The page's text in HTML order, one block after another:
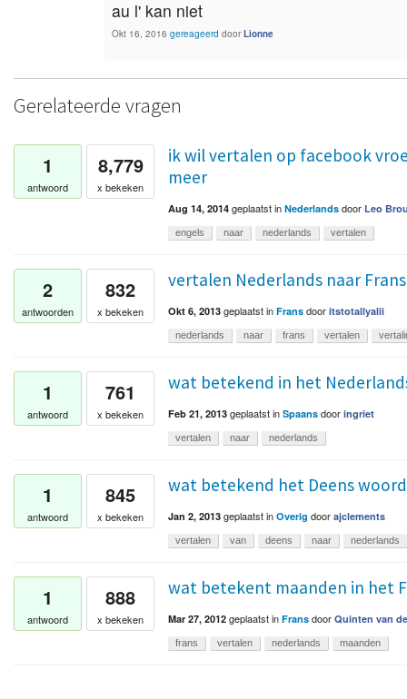
au l' kan niet
Okt 16, 2016 gereageerd doorLionne
Gerelateerde vragen
1
antwoord
8,779
x bekeken
ik wil vertalen op facebook
meer
Aug 14, 2014 geplaatstin Nederlands door Leo
engels naar nederlands vertalen
2
antwoorden
832
x bekeken
vertalen Nederlands naar Frans
Okt 6, 2013 geplaatstin Frans door itstotallyalii
nederlands naar frans vertalen
1
antwoord
761
x bekeken
wat betekend in het
Feb 21, 2013 geplaatstin Spaans door ingriet
vertalen naar nederlands
1
antwoord
845
x bekeken
wat betekend het Deens
Jan 2, 2013 geplaatstin Overig door ajclements
vertalen van deens naar nederlands
1
antwoord
888
x bekeken
wat betekent maanden in het
Mar 27, 2012 geplaatstin Frans door Quinten van
frans vertalen nederlands maanden